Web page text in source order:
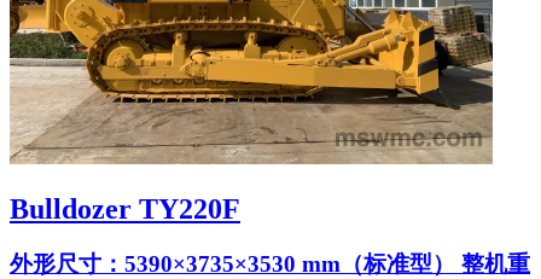
Bulldozer TY220F
外形尺寸：5390×3735×3530 mm（标准型） 整机重